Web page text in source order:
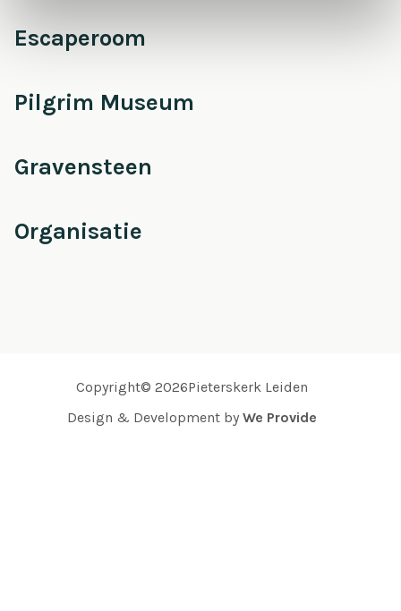
Escaperoom
Pilgrim Museum
Gravensteen
Organisatie
Copyright© 2026Pieterskerk Leiden
Design & Development by We Provide